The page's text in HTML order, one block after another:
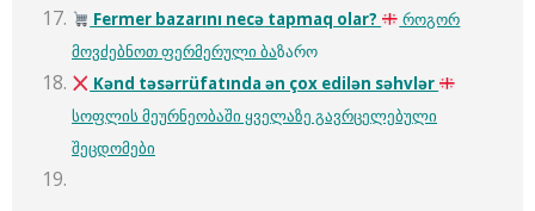
Fermer bazarını necə tapmaq olar?
როგორ
მოვძებნოთ ფერმერული ბაზარო
Kənd təsərrüfatında ən çox edilən səhvlər
სოფლის მეურნეობაში ყველაზე გავრცელებული
შეცდომები